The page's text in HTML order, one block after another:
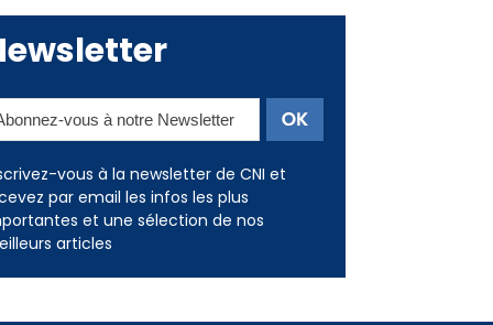
vous à la newsletter de CNI et
par email les infos les plus
et une sélection de nos
articles